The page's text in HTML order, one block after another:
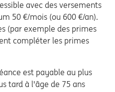
avec des versements
50 €/mois (ou 600 €/an).
(par exemple des primes
compléter les primes
est payable au plus
tard à l'âge de 75 ans